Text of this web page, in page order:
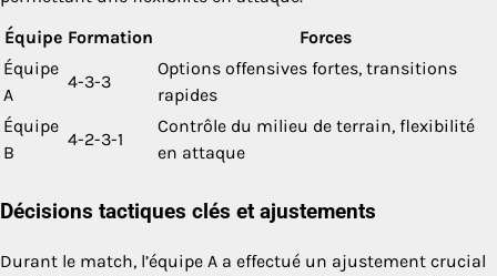
Équipe Formation
Forces
Équipe
A
4-3-3
Options offensives fortes, transitions
rapides
Équipe
B
4-2-3-1
Contrôle du milieu de terrain, flexibilité
en attaque
Décisions tactiques clés et ajustements
Durant le match, l’équipe A a effectué un ajustement crucial